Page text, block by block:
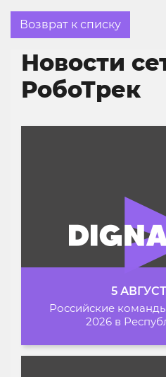
Возврат к списку
Новости
РобоТрек
5
Российские
2026 в